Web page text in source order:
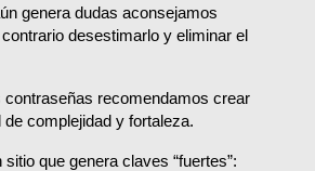
genera dudas aconsejamos
desestimarlo y eliminar el
contraseñas recomendamos crear
complejidad y fortaleza.
que genera claves “fuertes”: